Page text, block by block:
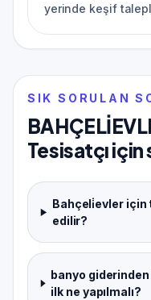
yerinde keşif
SIK SORULAN
Tesisatçı için
Bahçeli̇evler için
edilir?
banyo
ilk ne yapılmalı?